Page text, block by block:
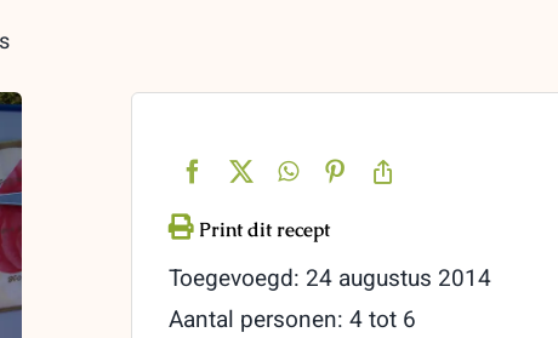
Toegevoegd: 24 augustus 2014
Aantal personen: 4 tot 6